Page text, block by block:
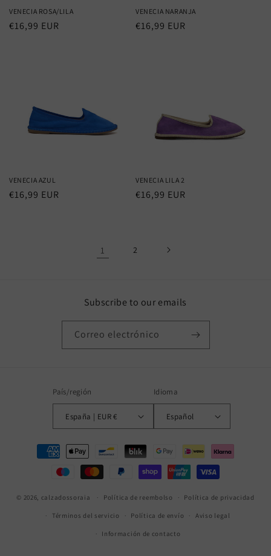
VENECIA ROSA/LILA
Precio
€16,99 EUR
VENECIA NARANJA
Precio
€16,99 EUR
VENECIA AZUL
Precio
€16,99 EUR
VENECIA LILA 2
Precio
€16,99 EUR
1 2
Subscribe to our emails
Correo electrónico
País/región
España | EUR €
Idioma
Español
Formas
© 2026, calzadossoraia Política de reembolso Política de privacidad
Términos del servicio Política de envío Aviso legal
Información de contacto